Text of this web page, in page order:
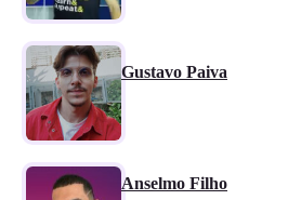
Gustavo Paiva
Anselmo Filho